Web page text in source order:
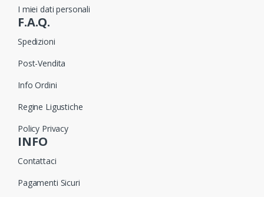
I miei dati personali
F.A.Q.
Spedizioni
Post-Vendita
Info Ordini
Regine Ligustiche
Policy Privacy
INFO
Contattaci
Pagamenti Sicuri